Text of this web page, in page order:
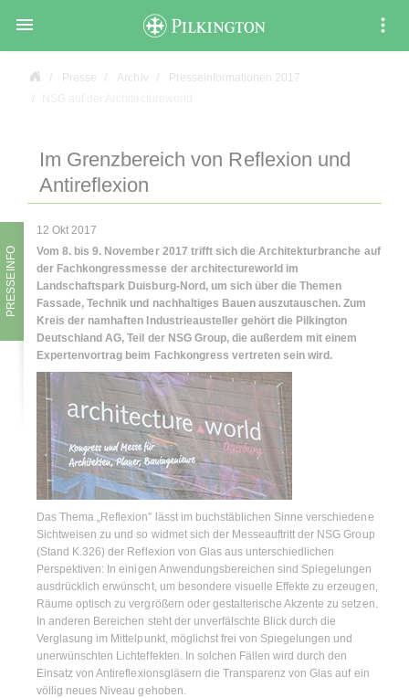

Presse Archiv
Presseinformationen 2017
Im Grenzbereich von Reflexion und
Antireflexion
PRESSEINFO
12 Okt 2017
Vom 8. bis 9. November 2017 trifft sich die Architekturbranche auf
der Fachkongressmesse der architectureworld im
Landschaftspark Duisburg-Nord, um sich über die Themen
Fassade, Technik und nachhaltiges Bauen auszutauschen. Zum
Kreis der namhaften Industrieausteller gehört die Pilkington
Deutschland AG, Teil der NSG Group, die außerdem mit einem
Expertenvortrag beim Fachkongress vertreten sein wird.
Das Thema „Reflexion" lässt im buchstäblichen Sinne verschiedene
Sichtweisen zu und so widmet sich der Messeauftritt der NSG Group
(Stand K.326) der Reflexion von Glas aus unterschiedlichen
Perspektiven: In einigen Anwendungsbereichen sind Spiegelungen
ausdrücklich erwünscht, um besondere visuelle Effekte zu erzeugen,
Räume optisch zu vergrößern oder gestalterische Akzente zu setzen.
In anderen Bereichen steht der unverfälschte Blick durch die
Verglasung im Mittelpunkt, möglichst frei von Spiegelungen und
unerwünschten Lichteffekten. In solchen Fällen wird durch den
Einsatz von Antireflexionsgläsern die Transparenz von Glas auf ein
völlig neues Niveau gehoben.